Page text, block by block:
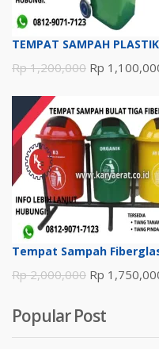
TEMPAT SAMPAH
Rp1,200,000 Harga
adalah:
Rp
Rp
Tempat Sampah
Rp2,000,000 Harga
adalah:
Rp
Rp
Popular Post